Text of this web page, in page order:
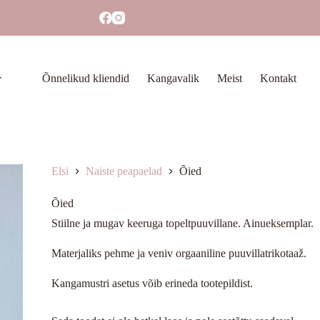
Õnnelikud kliendid Kangavalik Meist Kontakt
Elsi Naiste peapaelad Õied
Õied
Stiilne ja mugav keeruga topeltpuuvillane. Ainueksemplar.
Materjaliks pehme ja veniv orgaaniline puuvillatrikotaaž.
Kangamustri asetus võib erineda tootepildist.